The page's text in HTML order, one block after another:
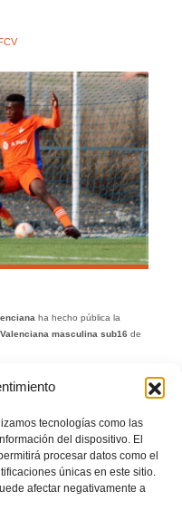
tecnologías como las
del dispositivo. El
procesar datos como el
únicas en este sitio.
afectar negativamente a
ha hecho pública la
masculina sub16 de
que se celebrará en
11 de enero en el nuevo césped
20 de noviembre de 2022, la